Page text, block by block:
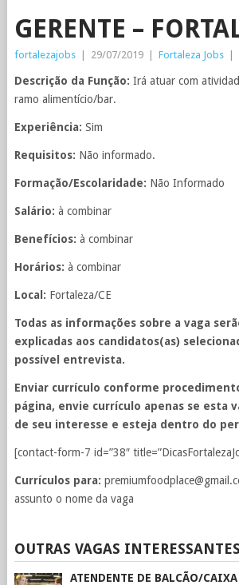
GERENTE –
fortalezajobs 29/07/2019 Fortaleza Jobs
Descrição da Função: Irá atuar com
ramo alimentício/bar.
Experiência: Sim
Requisitos: Não informado.
Formação/Escolaridade: Não Informado
Salário: à combinar
Benefícios: à combinar
Horários: à combinar
Local: Fortaleza/CE
Todas as informações sobre a vaga
explicadas aos candidatos(as)
possível entrevista.
Enviar currículo conforme
página, envie currículo apenas se esta
de seu interesse e esteja dentro do
[contact-form-7 id=”38″
Currículos para:
assunto o nome da vaga
OUTRAS VAGAS
ATENDENTE DE BALCÃO/